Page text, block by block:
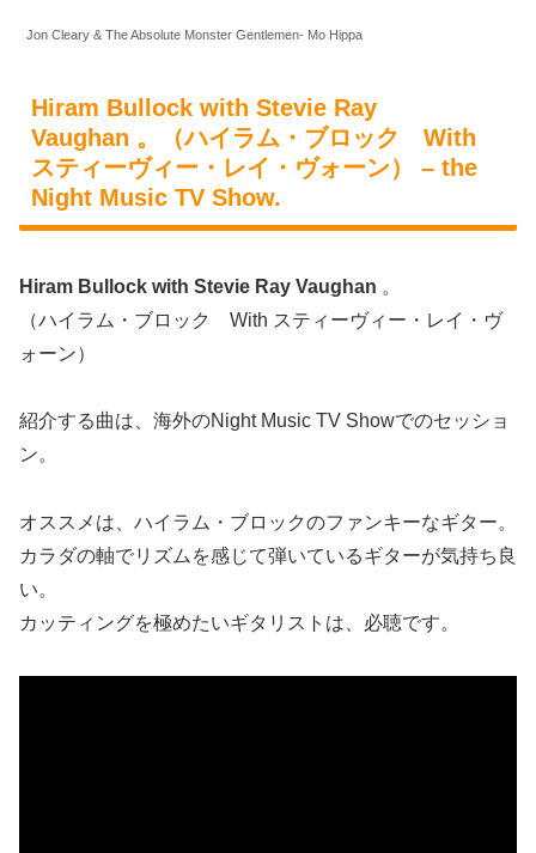
Jon Cleary & The Absolute Monster Gentlemen- Mo Hippa
Hiram Bullock with Stevie Ray
Vaughan 。（ハイラム・ブロック With
スティーヴィー・レイ・ヴォーン） – the
Night Music TV Show.
Hiram Bullock with Stevie Ray Vaughan 。
（ハイラム・ブロック With スティーヴィー・レイ・ヴ
ォーン）
紹介する曲は、海外のNight Music TV Showでのセッショ
ン。
オススメは、ハイラム・ブロックのファンキーなギター。
カラダの軸でリズムを感じて弾いているギターが気持ち良
い。
カッティングを極めたいギタリストは、必聴です。